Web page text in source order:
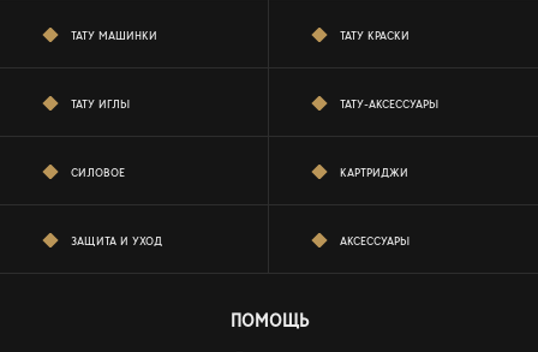
ТАТУ МАШИНКИ ТАТУ КРАСКИ
ТАТУ ИГЛЫ ТАТУ-АКСЕССУАРЫ
СИЛОВОЕ КАРТРИДЖИ
ЗАЩИТА И УХОД АКСЕССУАРЫ
ПОМОЩЬ